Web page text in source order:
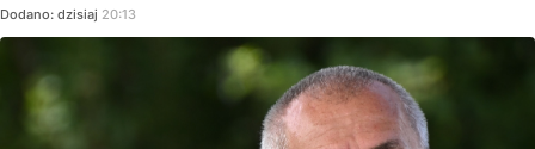
Dodano: dzisiaj 20:13